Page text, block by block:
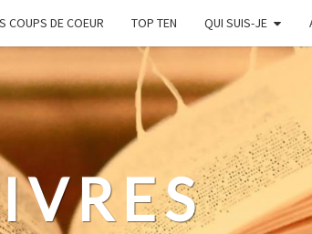
COUPS DE COEUR TOP TEN QUI SUIS-JE